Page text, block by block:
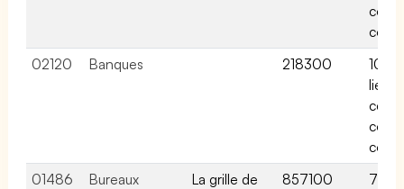
02120
Banques 218300
10
liées
cette
01486
Bureaux
La grille de
857100
75